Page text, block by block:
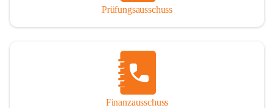
Prüfungsausschuss
Finanzausschuss